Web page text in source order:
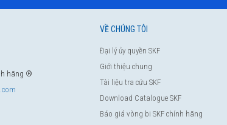
hãng ®
VỀ CHÚNG TÔI
Đại lý ủy quyền SKF
Giới thiệu chung
Tài liệu tra cứu SKF
Download Catalogue SKF
Báo giá vòng bi SKF chính hãng